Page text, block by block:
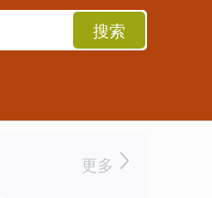
搜索
更多